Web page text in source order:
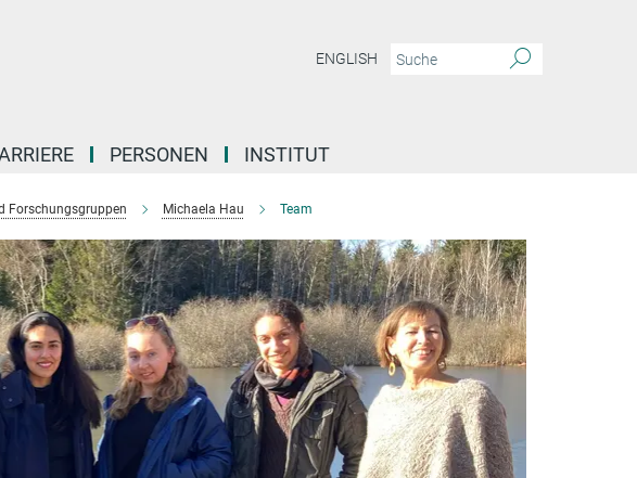
ENGLISH
PERSONEN INSTITUT
Forschungsgruppen Michaela Hau Team